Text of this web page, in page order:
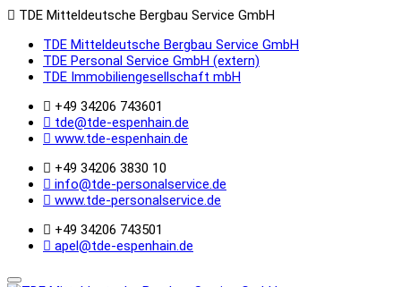
TDE Mitteldeutsche Bergbau Service GmbH
TDE Mitteldeutsche Bergbau Service GmbH
TDE Personal Service GmbH (extern)
TDE Immobiliengesellschaft mbH
+49 34206 743601
tde@tde-espenhain.de
www.tde-espenhain.de
+49 34206 3830 10
info@tde-personalservice.de
www.tde-personalservice.de
+49 34206 743501
apel@tde-espenhain.de